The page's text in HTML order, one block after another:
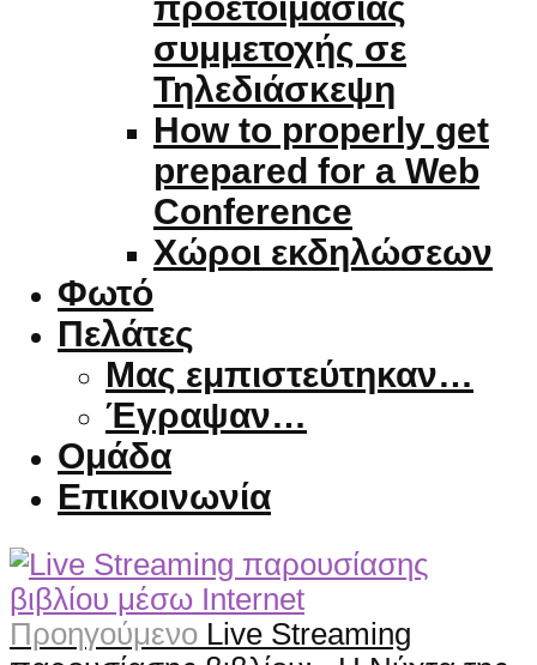
συμμετοχής σε
Τηλεδιάσκεψη
How to properly get
prepared for a Web
Conference
Χώροι εκδηλώσεων
Φωτό
Πελάτες
Μας εμπιστεύτηκαν…
Έγραψαν…
Ομάδα
Επικοινωνία
Προηγούμενο Live Streaming